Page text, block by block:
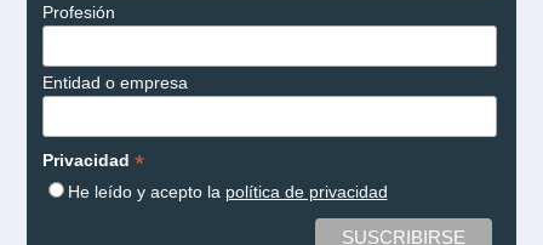
Profesión
Entidad o empresa
Privacidad *
He leído y acepto la política de privacidad